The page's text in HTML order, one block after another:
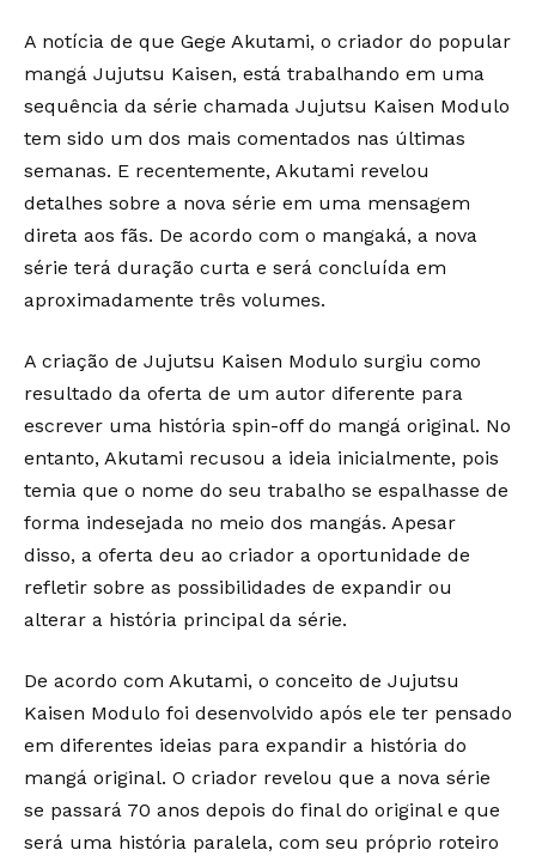
A notícia de que Gege Akutami, o criador do popular
mangá Jujutsu Kaisen, está trabalhando em uma
sequência da série chamada Jujutsu Kaisen Modulo
tem sido um dos mais comentados nas últimas
semanas. E recentemente, Akutami revelou
detalhes sobre a nova série em uma mensagem
direta aos fãs. De acordo com o mangaká, a nova
série terá duração curta e será concluída em
aproximadamente três volumes.
A criação de Jujutsu Kaisen Modulo surgiu como
resultado da oferta de um autor diferente para
escrever uma história spin-off do mangá original. No
entanto, Akutami recusou a ideia inicialmente, pois
temia que o nome do seu trabalho se espalhasse de
forma indesejada no meio dos mangás. Apesar
disso, a oferta deu ao criador a oportunidade de
refletir sobre as possibilidades de expandir ou
alterar a história principal da série.
De acordo com Akutami, o conceito de Jujutsu
Kaisen Modulo foi desenvolvido após ele ter pensado
em diferentes ideias para expandir a história do
mangá original. O criador revelou que a nova série
se passará 70 anos depois do final do original e que
será uma história paralela, com seu próprio roteiro